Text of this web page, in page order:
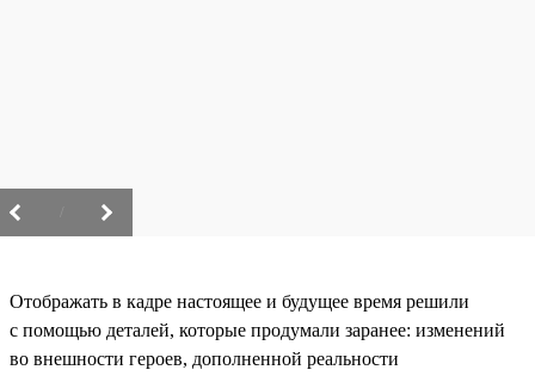
Отображать в кадре настоящее и будущее время решили
с помощью деталей, которые продумали заранее: изменений
во внешности героев, дополненной реальности